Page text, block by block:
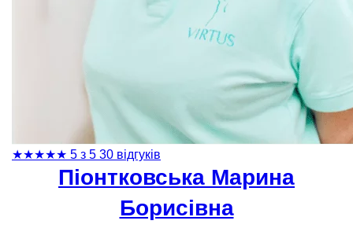
★★★★★ 5 з 5 30 відгуків
Піонтковська Марина
Борисівна